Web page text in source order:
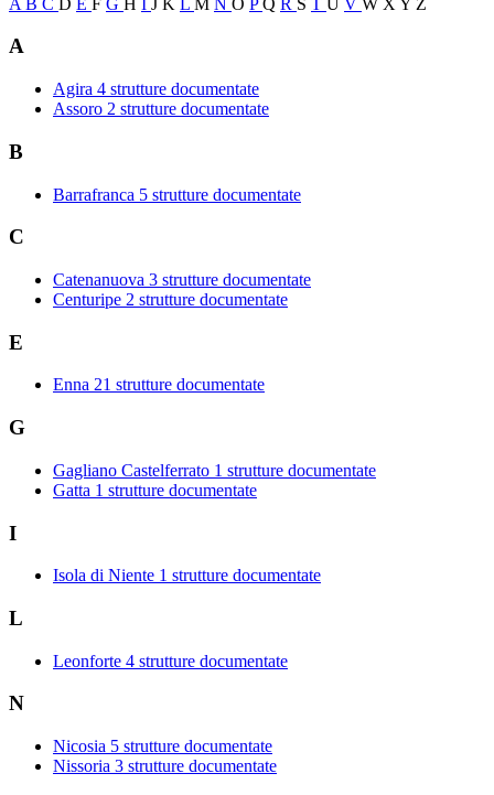
A
Agira 4 strutture documentate
Assoro 2 strutture documentate
B
Barrafranca 5 strutture documentate
C
Catenanuova 3 strutture documentate
Centuripe 2 strutture documentate
E
Enna 21 strutture documentate
G
Gagliano Castelferrato 1 strutture documentate
Gatta 1 strutture documentate
I
Isola di Niente 1 strutture documentate
L
Leonforte 4 strutture documentate
N
Nicosia 5 strutture documentate
Nissoria 3 strutture documentate